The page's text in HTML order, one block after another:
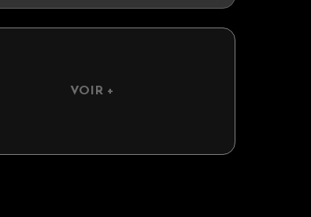
VOIR +